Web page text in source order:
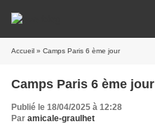
Accueil » Camps Paris 6 ème jour
Camps Paris 6 ème jour
Publié le 18/04/2025 à 12:28
Par amicale-graulhet